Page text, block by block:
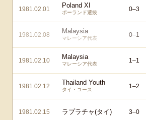
1981.02.01 Poland XI
ポーランド選抜 0–3
1981.02.08 Malaysia
マレーシア代表 0–1
1981.02.10 Malaysia
マレーシア代表 1–1
1981.02.12 Thailand Youth
タイ・ユース 1–2
1981.02.15 ラプラチャ(タイ) 3–0